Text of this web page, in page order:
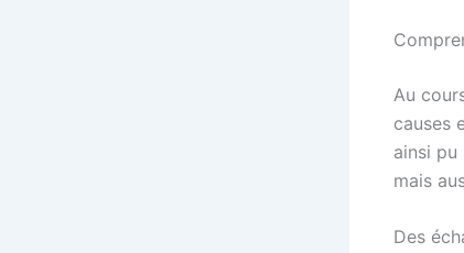
Au
causes
ainsi pu
mais
Des